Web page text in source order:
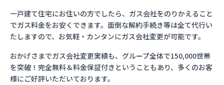
一戸建て住宅にお住いの方でしたら、ガス会社をのりかえること
でガス料金をお安くできます。面倒な解約手続き等は全て代行い
たしますので、お気軽・カンタンにガス会社変更が可能です。
おかげさまでガス会社変更実績も、グループ全体で150,000世帯
を突破！完全無料＆料金保証付きということもあり、多くのお客
様にご好評いただいております。